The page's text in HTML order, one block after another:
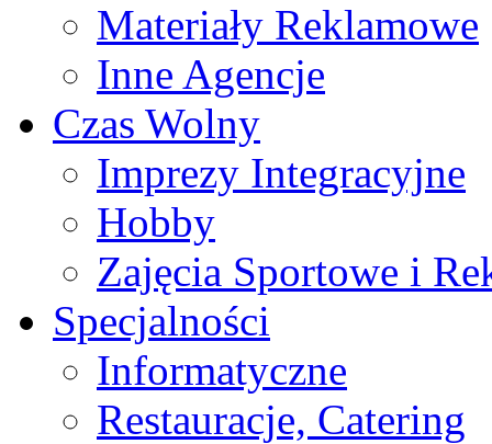
Materiały Reklamowe
Inne Agencje
Czas Wolny
Imprezy Integracyjne
Hobby
Zajęcia Sportowe i
Specjalności
Informatyczne
Restauracje, Catering